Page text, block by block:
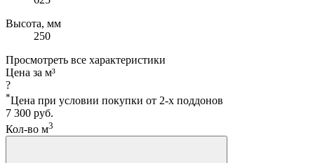
Высота, мм
250
Просмотреть все характеристики
Цена за м³
?
*Цена при условии покупки от 2-х поддонов
7 300 руб.
Кол-во м3